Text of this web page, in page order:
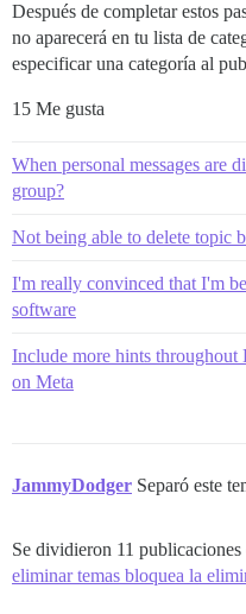
Después de completar estos
no aparecerá en tu lista de
especificar una categoría al
15 Me gusta
When personal messages are
group?
Not being able to delete topic
I'm really convinced that I'm
software
Include more hints
on Meta
JammyDodger Separó este
Se dividieron 11 publicaciones
eliminar temas bloquea la